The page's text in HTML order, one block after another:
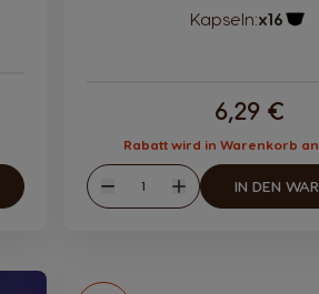
Kapseln:x16
6,29 €
Rabatt wird in Warenkorb
Abnahme
Menge
Zunahme
IN DEN